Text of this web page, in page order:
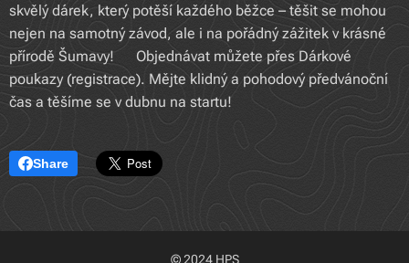
skvělý dárek, který potěší každého běžce – těšit se mohou
nejen na samotný závod, ale i na pořádný zážitek v krásné
přírodě Šumavy! 🌲Objednávat můžete přes Dárkové
poukazy (registrace). Mějte klidný a pohodový předvánoční
čas a těšíme se v dubnu na startu!
Share
© 2024 HPS